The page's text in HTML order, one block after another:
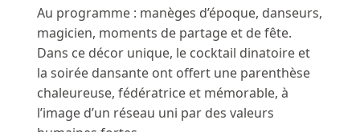
Au programme : manèges d’époque, danseurs,
magicien, moments de partage et de fête.
Dans ce décor unique, le cocktail dinatoire et
la soirée dansante ont offert une parenthèse
chaleureuse, fédératrice et mémorable, à
l’image d’un réseau uni par des valeurs